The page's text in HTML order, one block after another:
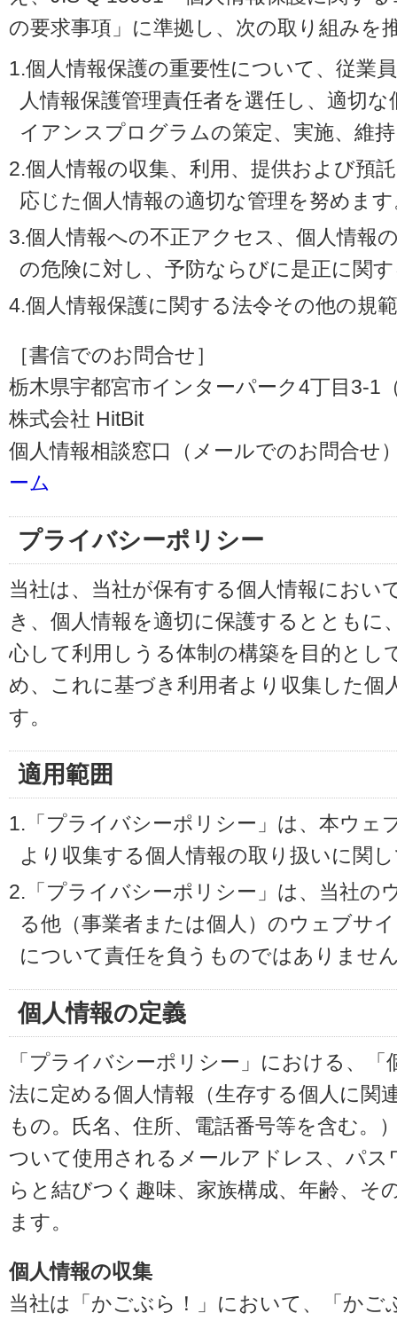
の要求事項」に準拠し、次の取り組みを
1.個人情報保護の重要性について、従業
人情報保護管理責任者を選任し、適切
イアンスプログラムの策定、実施、維
2.個人情報の収集、利用、提供および預
応じた個人情報の適切な管理を努めま
3.個人情報への不正アクセス、個人情報
の危険に対し、予防ならびに是正に関
4.個人情報保護に関する法令その他の規
［書信でのお問合せ］
栃木県宇都宮市インターパーク4丁目3-1
株式会社 HitBit
個人情報相談窓口（メールでのお問合せ
ーム
プライバシーポリシー
当社は、当社が保有する個人情報におい
き、個人情報を適切に保護するとともに
心して利用しうる体制の構築を目的とし
め、これに基づき利用者より収集した個
す。
適用範囲
1.「プライバシーポリシー」は、本ウェ
より収集する個人情報の取り扱いに関
2.「プライバシーポリシー」は、当社の
る他（事業者または個人）のウェブサ
について責任を負うものではありませ
個人情報の定義
「プライバシーポリシー」における、
法に定める個人情報（生存する個人に関
もの。氏名、住所、電話番号等を含む。
ついて使用されるメールアドレス、パ
らと結びつく趣味、家族構成、年齢、そ
ます。
個人情報の収集
当社は「かごぶら！」において、「か